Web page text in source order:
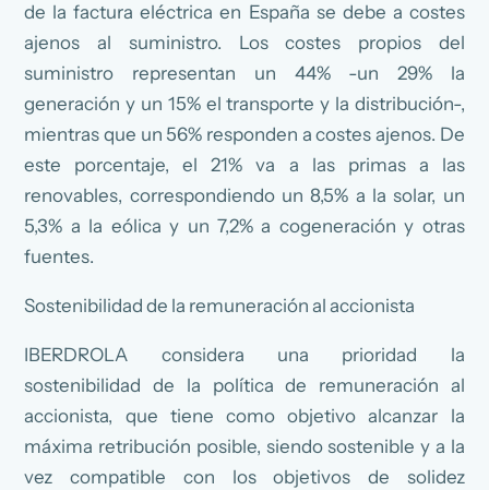
de la factura eléctrica en España se debe a costes
ajenos al suministro. Los costes propios del
suministro representan un 44% -un 29% la
generación y un 15% el transporte y la distribución-,
mientras que un 56% responden a costes ajenos. De
este porcentaje, el 21% va a las primas a las
renovables, correspondiendo un 8,5% a la solar, un
5,3% a la eólica y un 7,2% a cogeneración y otras
fuentes.
Sostenibilidad de la remuneración al accionista
IBERDROLA considera una prioridad la
sostenibilidad de la política de remuneración al
accionista, que tiene como objetivo alcanzar la
máxima retribución posible, siendo sostenible y a la
vez compatible con los objetivos de solidez